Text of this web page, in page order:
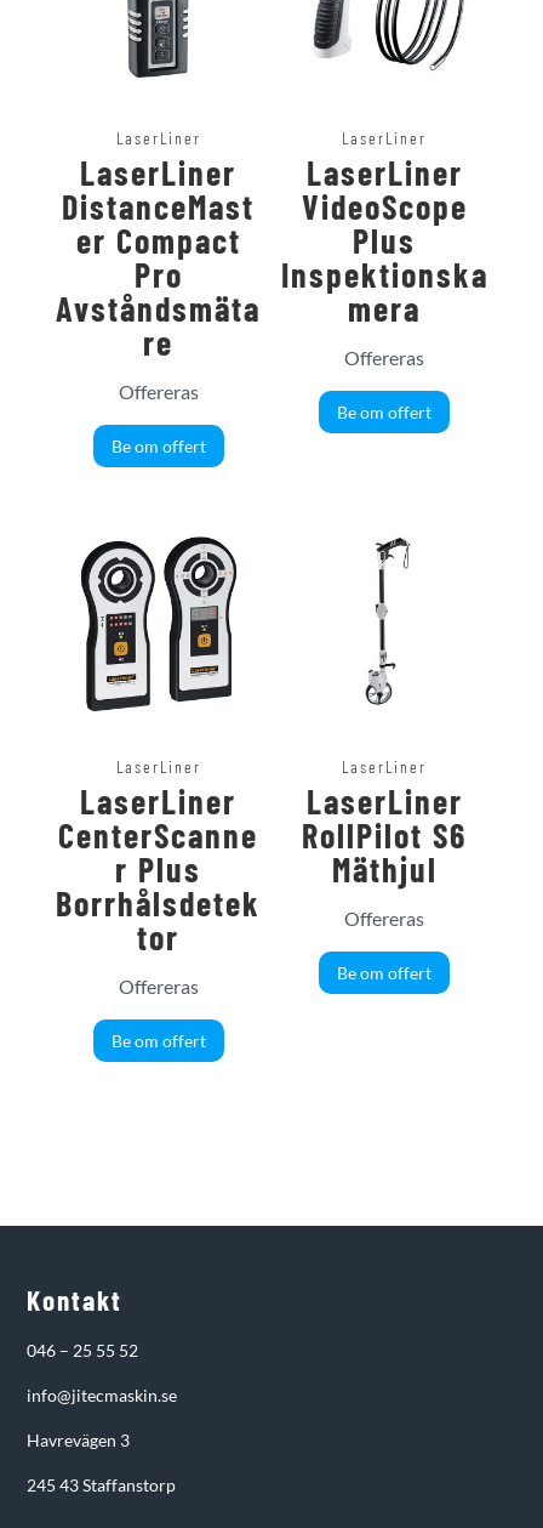
LaserLiner
LaserLiner
DistanceMast
er Compact
Pro
Avståndsmäta
re
Offereras
Be om offert
LaserLiner
LaserLiner
VideoScope
Plus
Inspektionska
mera
Offereras
Be om offert
LaserLiner
LaserLiner
CenterScanne
r Plus
Borrhålsdetek
tor
Offereras
Be om offert
LaserLiner
LaserLiner
RollPilot S6
Mäthjul
Offereras
Be om offert
Kontakt
046 – 25 55 52
info@jitecmaskin.se
Havrevägen 3
245 43 Staffanstorp